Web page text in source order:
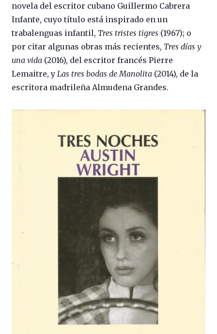
novela del escritor cubano Guillermo Cabrera
Infante, cuyo título está inspirado en un
trabalenguas infantil, Tres tristes tigres (1967); o
por citar algunas obras más recientes, Tres días y
una vida (2016), del escritor francés Pierre
Lemaitre, y Las tres bodas de Manolita (2014), de la
escritora madrileña Almudena Grandes.